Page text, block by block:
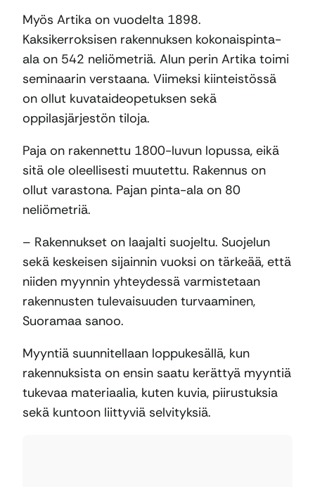
Myös Artika on vuodelta 1898.
Kaksikerroksisen rakennuksen kokonaispinta-
ala on 542 neliömetriä. Alun perin Artika toimi
seminaarin verstaana. Viimeksi kiinteistössä
on ollut kuvataideopetuksen sekä
oppilasjärjestön tiloja.
Paja on rakennettu 1800-luvun lopussa, eikä
sitä ole oleellisesti muutettu. Rakennus on
ollut varastona. Pajan pinta-ala on 80
neliömetriä.
– Rakennukset on laajalti suojeltu. Suojelun
sekä keskeisen sijainnin vuoksi on tärkeää, että
niiden myynnin yhteydessä varmistetaan
rakennusten tulevaisuuden turvaaminen,
Suoramaa sanoo.
Myyntiä suunnitellaan loppukesällä, kun
rakennuksista on ensin saatu kerättyä myyntiä
tukevaa materiaalia, kuten kuvia, piirustuksia
sekä kuntoon liittyviä selvityksiä.